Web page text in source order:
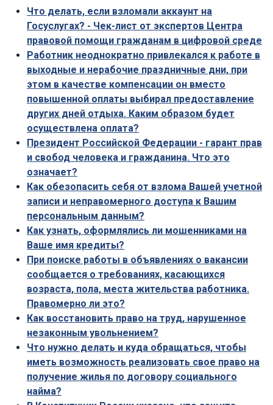
Что делать, если взломали аккаунт на
Госуслугах? - Чек-лист от экспертов Центра
правовой помощи гражданам в цифровой среде
Работник неоднократно привлекался к работе в
выходные и нерабочие праздничные дни, при
этом в качестве компенсации он вместо
повышенной оплаты выбирал предоставление
других дней отдыха. Каким образом будет
осуществлена оплата?
Президент Российской Федерации - гарант прав
и свобод человека и гражданина. Что это
означает?
Как обезопасить себя от взлома Вашей учетной
записи и неправомерного доступа к Вашим
персональным данным?
Как узнать, оформлялись ли мошенниками на
Ваше имя кредиты?
При поиске работы в объявлениях о вакансии
сообщается о требованиях, касающихся
возраста, пола, места жительства работника.
Правомерно ли это?
Как восстановить право на труд, нарушенное
незаконным увольнением?
Что нужно делать и куда обращаться, чтобы
иметь возможность реализовать свое право на
получение жилья по договору социального
найма?